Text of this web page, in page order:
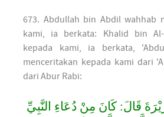
673. Abdullah bin Abdil wahhab
kami, ia berkata: Khalid bin Al-
kepada kami, ia berkata,
menceritakan kepada kami dari
dari Abur Rabi:
قَالَ: كَانَ مِنْ دُعَاءِ النَّبِيِّ